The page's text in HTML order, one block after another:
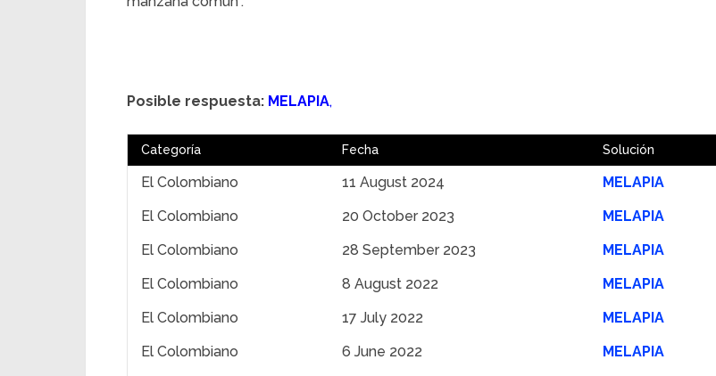
Posible respuesta: MELAPIA,
Categoría Fecha Solución
El Colombiano 11 August 2024
MELAPIA
El Colombiano
20 October 2023
MELAPIA
El Colombiano
28 September 2023
MELAPIA
El Colombiano
8 August 2022
MELAPIA
El Colombiano
17 July 2022
MELAPIA
El Colombiano
6 June 2022
MELAPIA